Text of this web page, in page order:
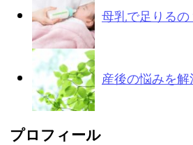
母乳で足りるの
産後の悩みを
プロフィール